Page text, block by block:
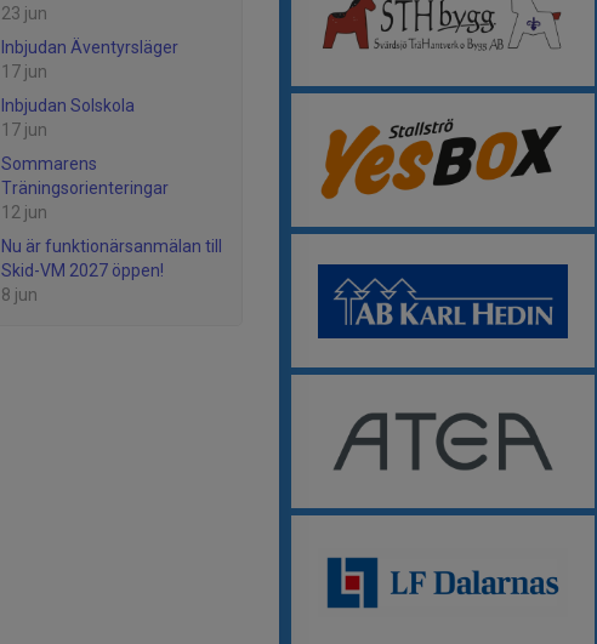
23 jun
Inbjudan Äventyrsläger
17 jun
Inbjudan Solskola
17 jun
Sommarens
Träningsorienteringar
12 jun
Nu är funktionärsanmälan till
Skid-VM 2027 öppen!
8 jun